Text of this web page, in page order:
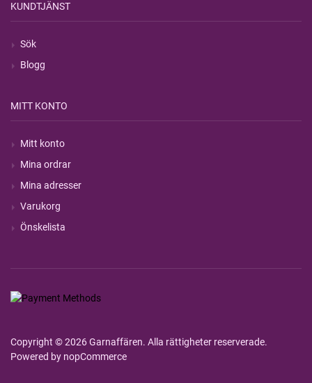
KUNDTJÄNST
Sök
Blogg
MITT KONTO
Mitt konto
Mina ordrar
Mina adresser
Varukorg
Önskelista
Copyright © 2026 Garnaffären. Alla rättigheter reserverade.
Powered by nopCommerce